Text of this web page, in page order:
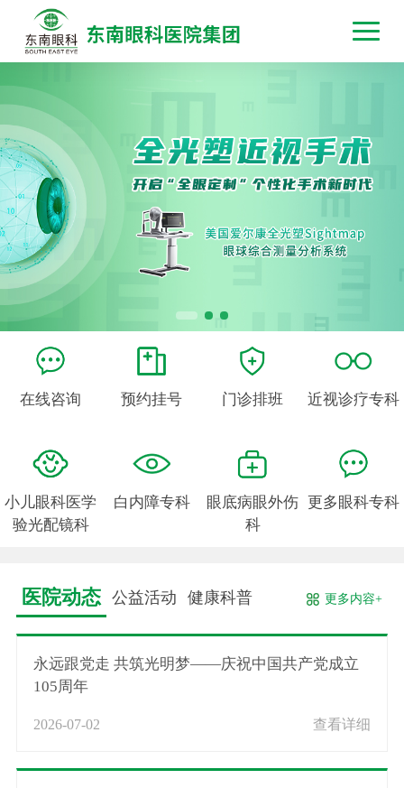
在线咨询 预约挂号 门诊排班 近视诊疗专科
小儿眼科医学
验光配镜科
白内障专科
眼底病眼外伤
科
更多眼科专科
医院动态 公益活动 健康科普 更多内容+
永远跟党走 共筑光明梦——庆祝中国共产党成立
105周年
2026-07-02 查看详细